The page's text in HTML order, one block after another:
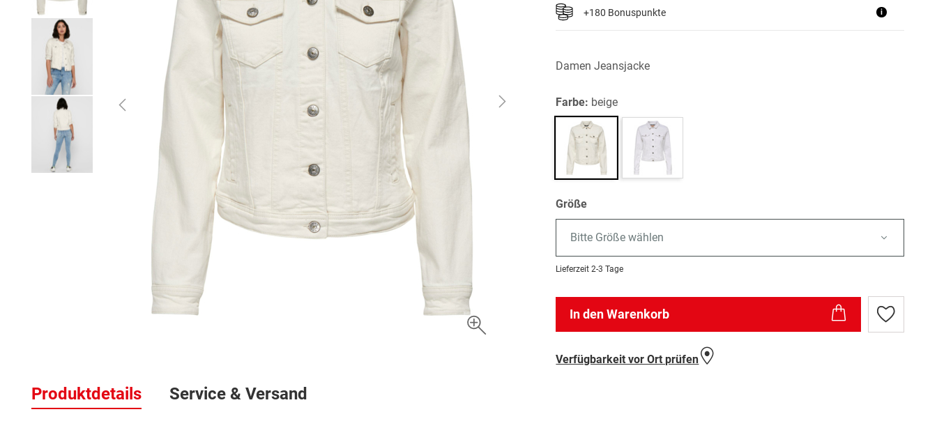
Bildergalerie
springen
+180 Bonuspunkte i
Damen Jeansjacke
Farbe: beige
Größe
Bitte Größe wählen
Lieferzeit 2-3 Tage
In den Warenkorb
Zur
Wunschliste
Verfügbarkeit vor Ort prüfen
Produktdetails Service & Versand